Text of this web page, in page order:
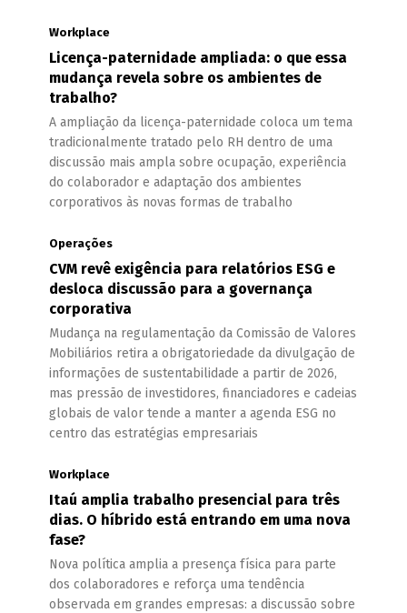
Workplace
Licença-paternidade ampliada: o que essa
mudança revela sobre os ambientes de
trabalho?
A ampliação da licença-paternidade coloca um tema
tradicionalmente tratado pelo RH dentro de uma
discussão mais ampla sobre ocupação, experiência
do colaborador e adaptação dos ambientes
corporativos às novas formas de trabalho
Operações
CVM revê exigência para relatórios ESG e
desloca discussão para a governança
corporativa
Mudança na regulamentação da Comissão de Valores
Mobiliários retira a obrigatoriedade da divulgação de
informações de sustentabilidade a partir de 2026,
mas pressão de investidores, financiadores e cadeias
globais de valor tende a manter a agenda ESG no
centro das estratégias empresariais
Workplace
Itaú amplia trabalho presencial para três
dias. O híbrido está entrando em uma nova
fase?
Nova política amplia a presença física para parte
dos colaboradores e reforça uma tendência
observada em grandes empresas: a discussão sobre